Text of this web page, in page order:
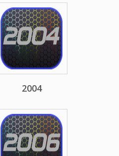
2004